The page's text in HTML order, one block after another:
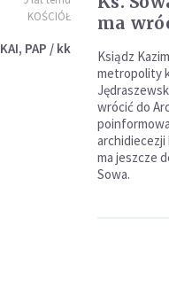
KOŚCIÓŁ
KAI, PAP / kk
ma
Ksiądz
metropolity
wrócić do
archidiecezji
ma jeszcze
Sowa.